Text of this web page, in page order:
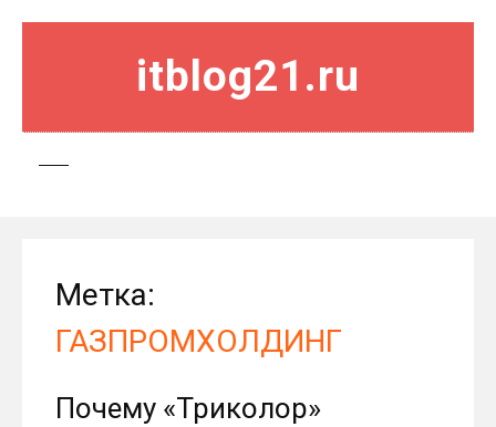
itblog21.ru
Метка:
ГАЗПРОМХОЛДИНГ
Почему «Триколор»